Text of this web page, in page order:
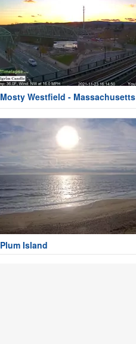
Mosty Westfield - Massachusetts
Plum Island